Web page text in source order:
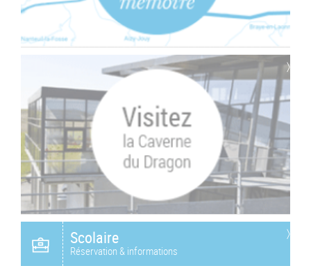
Scolaire
Réservation & informations